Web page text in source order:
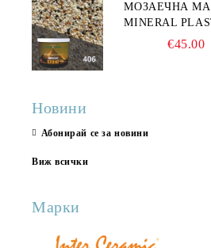
МОЗАЕЧНА
MINERAL
КАМЪК 406€45.00
Новини
Абонирай се за новини
Виж всички
Марки